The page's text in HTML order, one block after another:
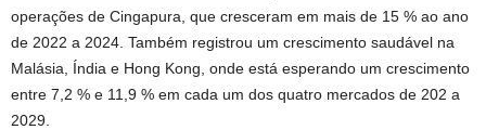
operações de Cingapura, que cresceram em mais de 15 % ao ano
de 2022 a 2024. Também registrou um crescimento saudável na
Malásia, Índia e Hong Kong, onde está esperando um crescimento
entre 7,2 % e 11,9 % em cada um dos quatro mercados de 202 a
2029.